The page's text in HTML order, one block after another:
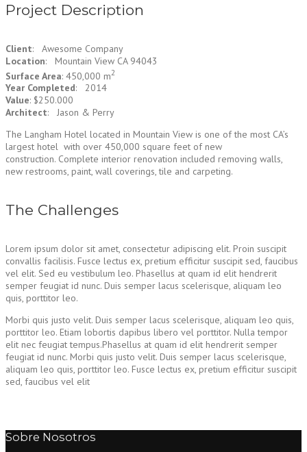
Project Description
Client: Awesome Company
Location: Mountain View CA 94043
Surface Area: 450,000 m2
Year Completed: 2014
Value: $250.000
Architect: Jason & Perry
The Langham Hotel located in Mountain View is one of the most CA’s
largest hotel with over 450,000 square feet of new
construction. Complete interior renovation included removing walls,
new restrooms, paint, wall coverings, tile and carpeting.
The Challenges
Lorem ipsum dolor sit amet, consectetur adipiscing elit. Proin suscipit
convallis facilisis. Fusce lectus ex, pretium efficitur suscipit sed, faucibus
vel elit. Sed eu vestibulum leo. Phasellus at quam id elit hendrerit
semper feugiat id nunc. Duis semper lacus scelerisque, aliquam leo
quis, porttitor leo.
Morbi quis justo velit. Duis semper lacus scelerisque, aliquam leo quis,
porttitor leo. Etiam lobortis dapibus libero vel porttitor. Nulla tempor
elit nec feugiat tempus.Phasellus at quam id elit hendrerit semper
feugiat id nunc. Morbi quis justo velit. Duis semper lacus scelerisque,
aliquam leo quis, porttitor leo. Fusce lectus ex, pretium efficitur suscipit
sed, faucibus vel elit
Sobre Nosotros